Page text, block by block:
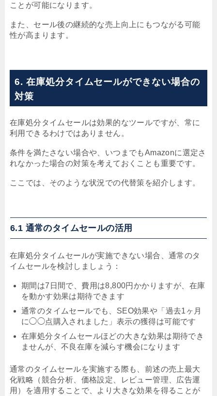
ことが可能になります。
また、セール後の継続的な売上向上にもつながる可能
性が高まります。
6. 在庫処分タイムセールができない場合の
対策
在庫処分タイムセールは効果的なツールですが、常に
利用できるわけではありません。
条件を満たさない場合や、いつまでもAmazonに選定さ
れなかった場合の対策を考えておくことも重要です。
ここでは、そのような状況での代替策を紹介します。
6.1 通常のタイムセールの活用
在庫処分タイムセールが実施できない場合、通常のタ
イムセールを検討しましょう：
期間は7日間で、費用は8,800円かかりますが、在庫
を動かす効果は期待できます
通常のタイムセールでも、SEO効果や「過去1ヶ月
に◯◯点購入されました」表示の獲得は可能です
在庫処分タイムセールほどの大きな効果は期待でき
ませんが、不良在庫を減らす機会になります
通常のタイムセールを実施する際も、前述の売上最大
化戦略（競合分析、価格設定、レビュー管理、広告運
用）を適用することで、より大きな効果を得ることが